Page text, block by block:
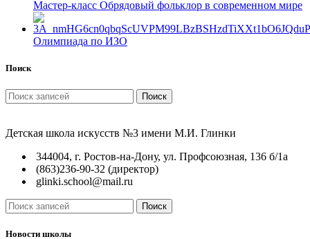
Мастер-класс Обрядовый фольклор в современном мире
Олимпиада по ИЗО
Поиск
Поиск
Детская школа искусств №3 имени М.И. Глинки
344004, г. Ростов-на-Дону, ул. Профсоюзная, 136 б/1а
(863)236-90-32 (директор)
glinki.school@mail.ru
Поиск
Новости школы